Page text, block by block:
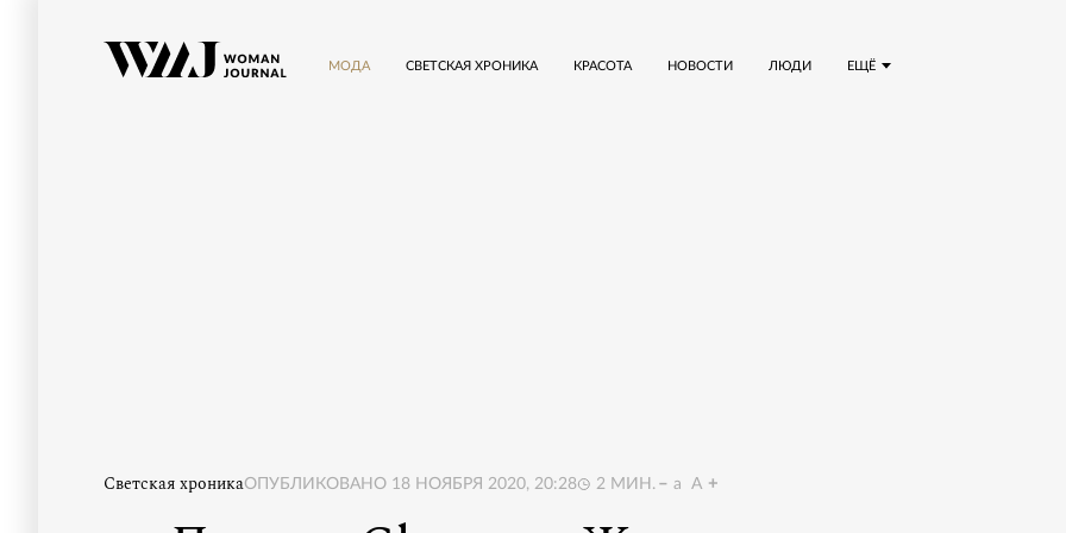
ЕЩЁ
МОДА СВЕТСКАЯ ХРОНИКА КРАСОТА НОВОСТИ ЛЮДИ
Светская хроникаОПУБЛИКОВАНО 18 НОЯБРЯ 2020, 20:28 2 МИН. a A